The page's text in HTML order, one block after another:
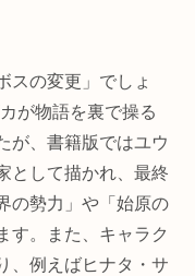
スの変更」でしょ
が物語を裏で操る
が、書籍版ではユウ
として描かれ、最終
の勢力」や「始原の
す。また、キャラク
、例えばヒナタ・サ